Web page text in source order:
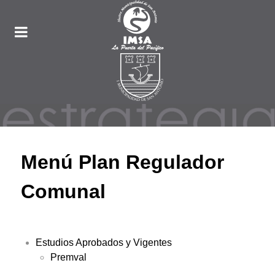
Menú Plan Regulador
Comunal
Estudios Aprobados y Vigentes
Premval